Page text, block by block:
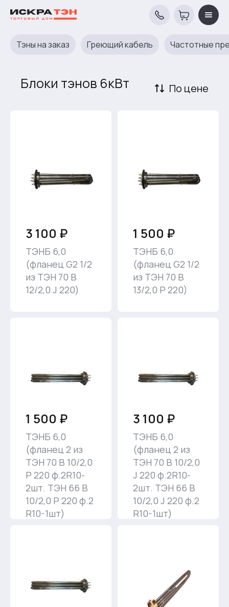
Тэны на заказ Греющий кабель Частотные
Блоки тэнов 6кВт По цене
3 100 ₽
ТЭНБ 6,0
(фланец G2 1/2
из ТЭН 70 В
12/2,0 J 220)
1 500 ₽
ТЭНБ 6,0
(фланец G2 1/2
из ТЭН 70 В
13/2,0 Р 220)
1 500 ₽
ТЭНБ 6,0
(фланец 2 из
ТЭН 70 В 10/2,0
Р 220 ф.2R10-
2шт. ТЭН 66 В
10/2,0 Р 220 ф.2
R10-1шт)
3 100 ₽
ТЭНБ 6,0
(фланец 2 из
ТЭН 70 В 10/2,0
J 220 ф.2R10-
2шт. ТЭН 66 В
10/2,0 J 220 ф.2
R10-1шт)